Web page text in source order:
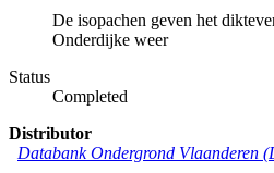
De isopachen geven het
Onderdijke weer
Status
Completed
Distributor
Databank Ondergrond Vlaanderen